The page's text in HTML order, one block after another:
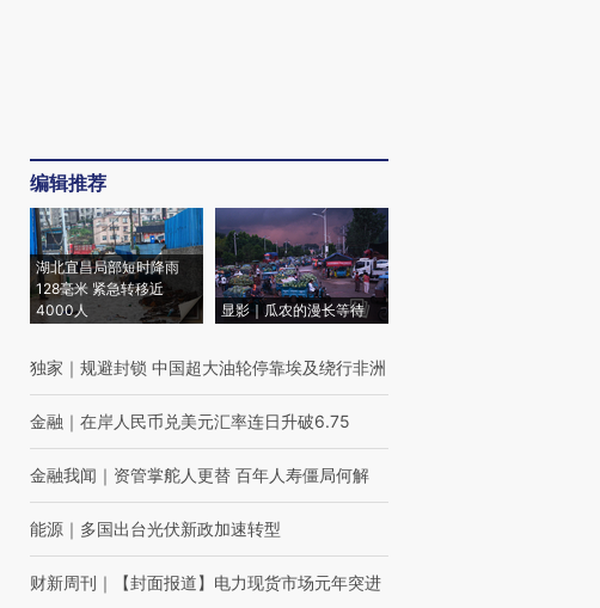
编辑推荐
湖北宜昌局部短时降雨
128毫米 紧急转移近
4000人
显影｜瓜农的漫长等待
独家 ｜ 规避封锁 中国超大油轮停靠埃及绕行非洲
金融 ｜ 在岸人民币兑美元汇率连日升破6.75
金融我闻 ｜ 资管掌舵人更替 百年人寿僵局何解
能源 ｜ 多国出台光伏新政加速转型
财新周刊 ｜ 【封面报道】电力现货市场元年突进